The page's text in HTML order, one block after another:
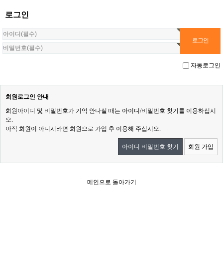
로그인
자동로그인
회원로그인 안내
회원아이디 및 비밀번호가 기억 안나실 때는 아이디/비밀번호 찾기를 이용하십시
오.
아직 회원이 아니시라면 회원으로 가입 후 이용해 주십시오.
아이디 비밀번호 찾기 회원 가입
메인으로 돌아가기